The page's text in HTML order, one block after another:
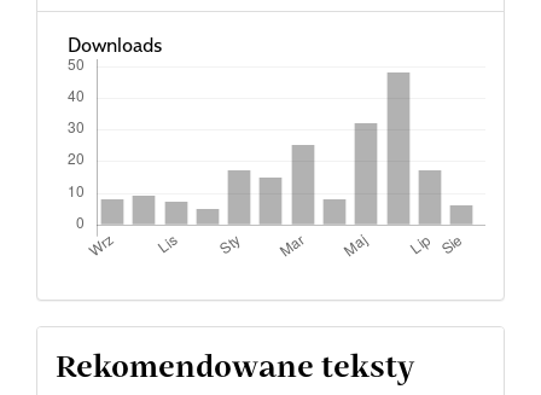
Downloads
Rekomendowane teksty